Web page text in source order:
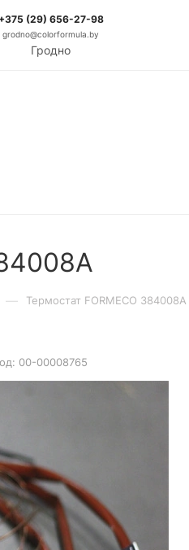
+375 (29) 656-27-98
grodno@colorformula.by
Гродно
— Термостат FORMECO 384008A
00-00008765